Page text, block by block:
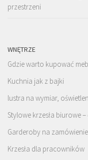
przestrzeni
WNĘTRZE
Gdzie warto kupować
Kuchnia jak z bajki
lustra na wymiar,
Stylowe krzesła biurowe
Garderoby na
Krzesła dla pracowników